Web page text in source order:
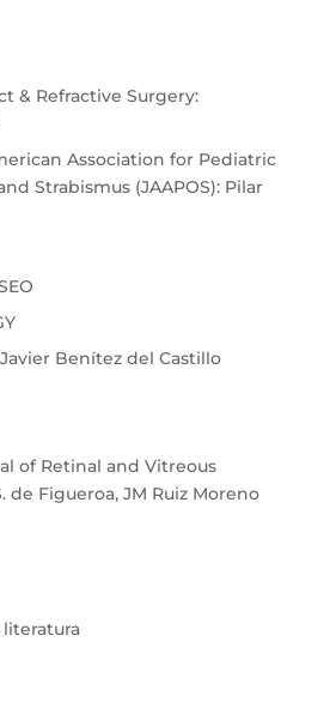
& Refractive Surgery:
Association for Pediatric
Strabismus (JAAPOS): Pilar
Benítez del Castillo
of Retinal and Vitreous
de Figueroa, JM Ruiz Moreno